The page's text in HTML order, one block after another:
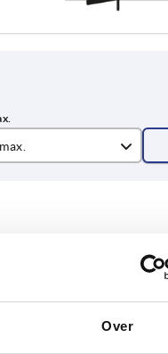
OverCAD